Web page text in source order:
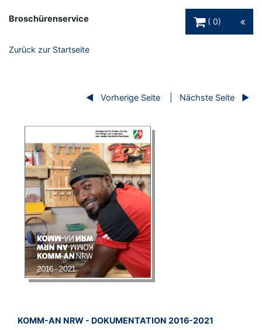
Broschürenservice
0
Zurück zur Startseite
Vorherige Seite Nächste Seite
BROSCHÜRE:
KOMM-AN NRW - DOKUMENTATION 2016-2021